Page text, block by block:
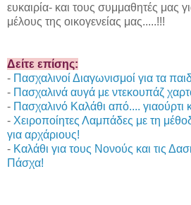
ευκαιρία- και τους συμμαθητές μας
μέλους της οικογενείας μας.....!!!
Δείτε επίσης:
- Πασχαλινοί Διαγωνισμοί για τα
- Πασχαλινά αυγά με ντεκουπάζ
- Πασχαλινό Καλάθι από.... γιαούρτι
- Χειροποίητες Λαμπάδες με τη
για αρχάριους!
- Καλάθι για τους Νονούς και τις
Πάσχα!